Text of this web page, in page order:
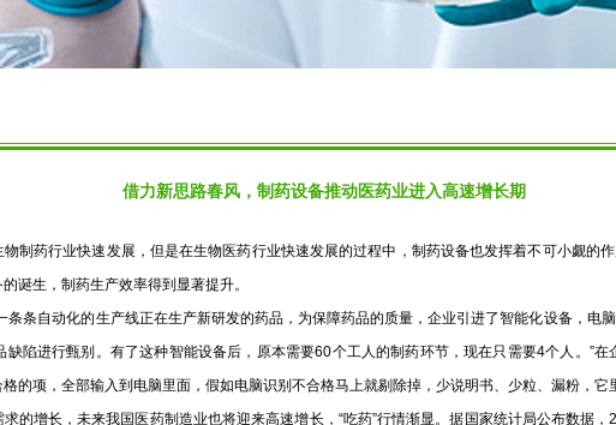
借力新思路春风，制药设备推动医药业进入高速增长期
药行业快速发展，但是在生物医药行业快速发展的过程中，制药设备也发挥着不可小觑的
诞生，制药生产效率得到显著提升。
条自动化的生产线正在生产新研发的药品，为保障药品的质量，企业引进了智能化设备，电
缺陷进行甄别。有了这种智能设备后，原本需要60个工人的制药环节，现在只需要4个人。”在
的项，全部输入到电脑里面，假如电脑识别不合格马上就剔除掉，少说明书、少粒、漏粉，它
增长，未来我国医药制造业也将迎来高速增长，“吃药”行情渐显。据国家统计局公布数据，